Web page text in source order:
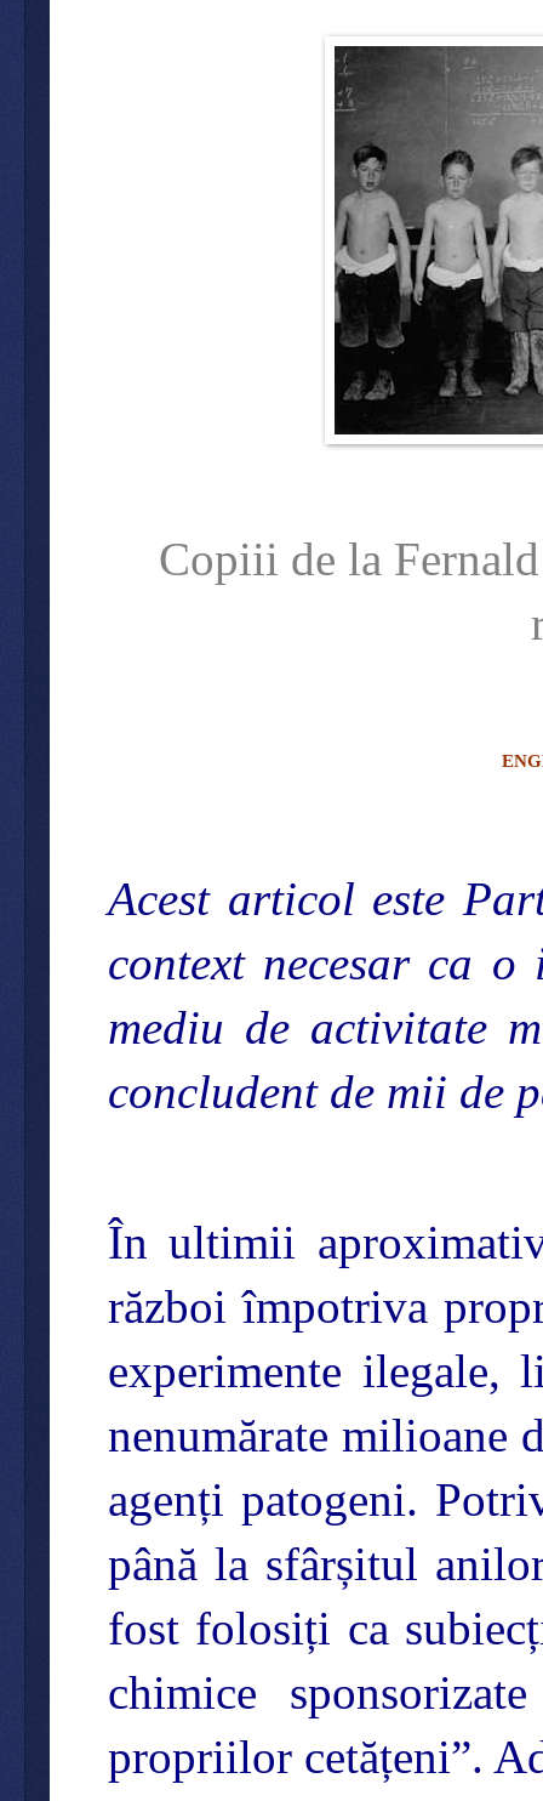
Copiii de la
Acest articol este
context necesar ca o
mediu de activitate
concludent de mii de
În ultimii
război împotriva
experimente ilegale,
nenumărate milioane
agenți patogeni.
până la sfârșitul
fost folosiți ca
chimice
propriilor cetățeni”.